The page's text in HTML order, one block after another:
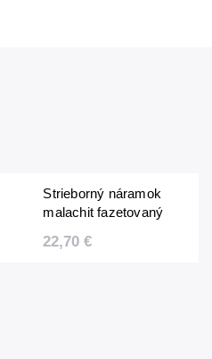
Strieborný náramok
malachit fazetovaný
22,70 €